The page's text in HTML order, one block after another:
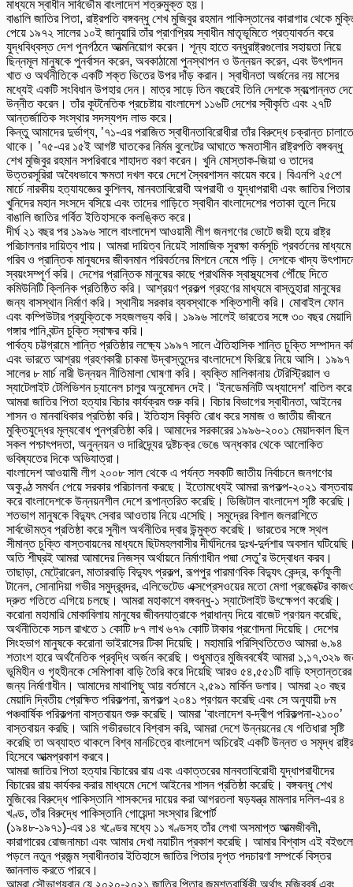
মাধ্যমে স্বাধীন সার্বভৌম বাংলাদেশ শত্রুমুক্ত হয়।
বাঙালি জাতির পিতা, রাষ্ট্রপতি বঙ্গবন্ধু শেখ মুজিবুর রহমান পাকিস্তানের কারাগার থেকে
পেয়ে ১৯৭২ সালের ১০ই জানুয়ারি তাঁর প্রাণপ্রিয় স্বাধীন মাতৃভূমিতে প্রত্যাবর্তন করে
যুদ্ধবিধ্বস্ত দেশ পুনর্গঠনে আত্মনিয়োগ করেন। শূন্য হাতে বন্ধুরাষ্ট্রগুলোর সহায়তা নিয়ে
ছিন্নমূল মানুষকে পুনর্বাসন করেন, অবকাঠামো পুনস্থাপন ও উন্নয়ন করেন, এবং উৎপাদন
খাত ও অর্থনীতিকে একটি শক্ত ভিতের উপর দাঁড় করান। স্বাধীনতা অর্জনের নয় মাসের
মধ্যেই একটি সংবিধান উপহার দেন। মাত্র সাড়ে তিন বছরেই তিনি দেশকে স্বল্পোন্নত
উন্নীত করেন। তাঁর কূটনৈতিক প্রচেষ্টায় বাংলাদেশ ১১৬টি দেশের স্বীকৃতি এবং ২৭টি
আন্তর্জাতিক সংস্থার সদস্যপদ লাভ করে।
কিন্তু আমাদের দুর্ভাগ্য, ’৭১-এর পরাজিত স্বাধীনতাবিরোধীরা তাঁর বিরুদ্ধে চক্রান্ত চালাতে
থাকে। ’৭৫-এর ১৫ই আগষ্ট ঘাতকের নির্মম বুলেটের আঘাতে ক্ষমতাসীন রাষ্ট্রপতি বঙ্গবন্ধু
শেখ মুজিবুর রহমান সপরিবারে শাহাদত বরণ করেন। খুনি মোস্তাক-জিয়া ও তাদের
উত্তরসূরিরা অবৈধভাবে ক্ষমতা দখল করে দেশে স্বৈরশাসন কায়েম করে। বিএনপি ২৫শে
মার্চে নারকীয় হত্যাযজ্ঞের কুশিলব, মানবতাবিরোধী অপরাধী ও যুদ্ধাপরাধী এবং জাতির পিতার
খুনিদের মহান সংসদে বসিয়ে এবং তাদের গাড়িতে স্বাধীন বাংলাদেশের পতাকা তুলে দিয়ে
বাঙালি জাতির গর্বিত ইতিহাসকে কলঙ্কিত করে।
দীর্ঘ ২১ বছর পর ১৯৯৬ সালে বাংলাদেশ আওয়ামী লীগ জনগণের ভোটে জয়ী হয়ে রাষ্ট্র
পরিচালনার দায়িত্ব পায়। আমরা দায়িত্ব নিয়েই সামাজিক সুরক্ষা কর্মসূচি প্রবর্তনের মাধ্যমে
গরিব ও প্রান্তিক মানুষদের জীবনমান পরিবর্তনের মিশনে নেমে পড়ি। দেশকে খাদ্য
স্বয়ংসম্পূর্ণ করি। দেশের প্রান্তিক মানুষের কাছে প্রাথমিক স্বাস্থ্যসেবা পৌঁছে দিতে
কমিউনিটি ক্লিনিক প্রতিষ্ঠিত করি। আশ্রয়ণ প্রকল্প গ্রহণের মাধ্যমে বাস্তুহারা মানুষের
জন্য বাসস্থান নির্মাণ করি। স্থানীয় সরকার ব্যবস্থাকে শক্তিশালী করি। মোবাইল ফোন
এবং কম্পিউটার প্রযুক্তিকে সহজলভ্য করি। ১৯৯৬ সালেই ভারতের সঙ্গে ৩০ বছর মেয়াদি
গঙ্গার পানি বন্টন চুক্তি স্বাক্ষর করি।
পার্বত্য চট্টগ্রামে শান্তি প্রতিষ্ঠার লক্ষ্যে ১৯৯৭ সালে ঐতিহাসিক শান্তি চুক্তি সম্পাদন
এবং ভারতে আশ্রয় গ্রহণকারী চাকমা উদ্বাস্তুদের বাংলাদেশে ফিরিয়ে নিয়ে আসি। ১৯৯৭
সালের ৮ মার্চ নারী উন্নয়ন নীতিমালা ঘোষণা করি। ব্যক্তি মালিকানায় টেরিস্ট্রিয়াল ও
স্যাটেলাইট টেলিভিশন চ্যানেল চালুর অনুমোদন দেই। ‘ইনডেমনিটি অধ্যাদেশ’ বাতিল করে
আমরা জাতির পিতা হত্যার বিচার কার্যক্রম শুরু করি। বিচার বিভাগের স্বাধীনতা, আইনের
শাসন ও মানবাধিকার প্রতিষ্ঠা করি। ইতিহাস বিকৃতি রোধ করে সমাজ ও জাতীয় জীবনে
মুক্তিযুদ্ধের মূল্যবোধ পুনপ্রতিষ্ঠা করি। আমাদের সরকারের ১৯৯৬-২০০১ মেয়াদকাল ছিল
সকল পশ্চাৎপদতা, অনুন্নয়ন ও দারিদ্র্যের দুষ্টচক্র ভেঙে অন্ধকার থেকে আলোকিত
ভবিষ্যতের দিকে অভিযাত্রা।
বাংলাদেশ আওয়ামী লীগ ২০০৮ সাল থেকে এ পর্যন্ত সবকটি জাতীয় নির্বাচনে জনগণের
অকুণ্ঠ সমর্থন পেয়ে সরকার পরিচালনা করছে। ইতোমধ্যেই আমরা রূপকল্প-২০২১
করে বাংলাদেশকে উন্নয়নশীল দেশে রূপান্তরিত করেছি। ডিজিটাল বাংলাদেশ সৃষ্টি করেছি।
শতভাগ মানুষকে বিদ্যুৎ সেবার আওতায় নিয়ে এসেছি। সমুদ্রের বিশাল জলরাশিতে
সার্বভৌমত্ব প্রতিষ্ঠা করে সুনীল অর্থনীতির দ্বার উন্মুক্ত করেছি। ভারতের সঙ্গে স্থল
সীমান্ত চুক্তি বাস্তবায়নের মাধ্যমে ছিটমহলবাসীর দীর্ঘদিনের দুঃখ-দুর্দশার অবসান
অতি শীঘ্রই আমরা আমাদের নিজস্ব অর্থায়নে নির্মাণাধীন পদ্মা সেতু’র উদ্বোধন করব।
তাছাড়া, মেট্রোরেল, মাতারবাড়ি বিদ্যুৎ প্রকল্প, রূপপুর পারমাণবিক বিদ্যুৎ কেন্দ্র, কর্ণফুলী
টানেল, সোনাদিয়া গভীর সমুদ্রবন্দর, এলিভেটেড এক্সপ্রেসওয়ের মতো মেগা প্রজেক্টের
দ্রুত গতিতে এগিয়ে চলছে। আমরা মহাকাশে বঙ্গবন্ধু-১ স্যাটেলাইট উৎক্ষেপণ করেছি।
করোনা মহামারি মোকাবিলায় মানুষের জীবনযাত্রাকে প্রাধান্য দিয়ে বাজেট প্রণয়ন করেছি,
অর্থনীতিকে সচল রাখতে ১ কোটি ৮৭ লাখ ৬৭৯ কোটি টাকার প্রণোদনা দিয়েছি। দেশের
সিংহভাগ মানুষকে করোনা ভাইরাসের টিকা দিয়েছি। মহামারি পরিস্থিতিতেও আমরা ৬.৯৪
শতাংশ হারে অর্থনৈতিক প্রবৃদ্ধি অর্জন করেছি। শুধুমাত্র মুজিববর্ষেই আমরা ১,১৭,৩২৯
ভূমিহীন ও গৃহহীনকে সেমিপাকা বাড়ি তৈরি করে দিয়েছি আরও ৫৪,৫৫১টি বাড়ি হস্তান্তরের
জন্য নির্মাণাধীন। আমাদের মাথাপিছু আয় বর্তমানে ২,৫৯১ মার্কিন ডলার। আমরা ২০ বছর
মেয়াদি দ্বিতীয় প্রেক্ষিত পরিকল্পনা, রূপকল্প ২০৪১ প্রণয়ন করেছি এবং সে অনুযায়ী ৮ম
পঞ্চবার্ষিক পরিকল্পনা বাস্তবায়ন শুরু করেছি। আমরা ‘বাংলাদেশ ব-দ্বীপ পরিকল্পনা-২১০০’
বাস্তবায়ন করছি। আমি গভীরভাবে বিশ্বাস করি, আমরা দেশে উন্নয়নের যে গতিধারা সৃষ্টি
করেছি তা অব্যাহত থাকলে বিশ্ব মানচিত্রে বাংলাদেশ অচিরেই একটি উন্নত ও সমৃদ্ধ রাষ্ট্র
হিসেবে আত্মপ্রকাশ করবে।
আমরা জাতির পিতা হত্যার বিচারের রায় এবং একাত্তরের মানবতাবিরোধী যুদ্ধাপরাধীদের
বিচারের রায় কার্যকর করার মাধ্যমে দেশে আইনের শাসন প্রতিষ্ঠা করেছি। বঙ্গবন্ধু শেখ
মুজিবের বিরুদ্ধে পাকিস্তানি শাসকদের দায়ের করা আগরতলা ষড়যন্ত্র মামলার দলিল-এর ৪
খণ্ড, তাঁর বিরুদ্ধে পাকিস্তানি গোয়েন্দা সংস্থার রিপোর্ট
(১৯৪৮-১৯৭১)-এর ১৪ খণ্ডের মধ্যে ১১ খণ্ডসহ তাঁর লেখা অসমাপ্ত আত্মজীবনী,
কারাগারের রোজনামচা এবং আমার দেখা নয়াচীন প্রকাশ করেছি। আমার বিশ্বাস এই
পড়লে নতুন প্রজন্ম স্বাধীনতার ইতিহাসে জাতির পিতার দৃপ্ত পদচারণা সম্পর্কে বিস্তর
জ্ঞানলাভ করতে পারবে।